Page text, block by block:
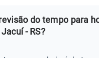
do tempo para
- RS?